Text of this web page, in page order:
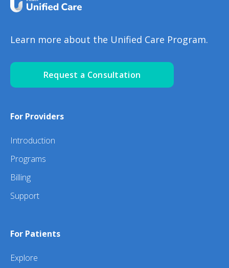
Learn more about the Unified Care Program.
Request a Consultation
For Providers
Introduction
Programs
Billing
Support
For Patients
Explore